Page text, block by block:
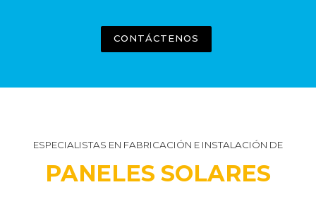
CONTÁCTENOS
ESPECIALISTAS EN FABRICACIÓN E INSTALACIÓN DE
PANELES SOLARES